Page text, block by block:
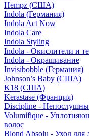
Hempz (США)
Indola (Германия)
Indola Act Now
Indola Care
Indola Styling
Indola - Окислители и
Indola - Окрашивание
Invisibobble (Германия)
Johnson’s Baby (США)
K18 (США)
Kerastase (Франция)
Discipline -
Volumifique -
волос
Blond Absolu - Уход для